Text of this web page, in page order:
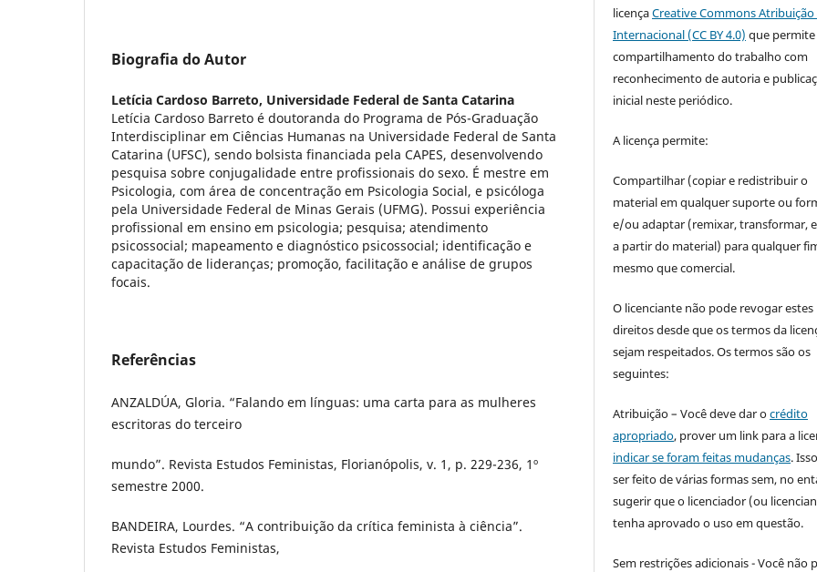
Biografia do Autor
Letícia Cardoso Barreto, Universidade Federal de Santa Catarina
Letícia Cardoso Barreto é doutoranda do Programa de Pós-Graduação
Interdisciplinar em Ciências Humanas na Universidade Federal de Santa
Catarina (UFSC), sendo bolsista financiada pela CAPES, desenvolvendo
pesquisa sobre conjugalidade entre profissionais do sexo. É mestre em
Psicologia, com área de concentração em Psicologia Social, e psicóloga
pela Universidade Federal de Minas Gerais (UFMG). Possui experiência
profissional em ensino em psicologia; pesquisa; atendimento
psicossocial; mapeamento e diagnóstico psicossocial; identificação e
capacitação de lideranças; promoção, facilitação e análise de grupos
focais.
Referências
ANZALDÚA, Gloria. “Falando em línguas: uma carta para as mulheres
escritoras do terceiro
mundo”. Revista Estudos Feministas, Florianópolis, v. 1, p. 229-236, 1º
semestre 2000.
BANDEIRA, Lourdes. “A contribuição da crítica feminista à ciência”.
Revista Estudos Feministas,
licençaCreative Commons Atribuição
Internacional (CC BY 4.0) que
compartilhamento do trabalho com
reconhecimento de autoria e
inicial neste periódico.
A licença permite:
Compartilhar (copiar e redistribuir o
material em qualquer suporte ou
e/ou adaptar (remixar, transformar,
a partir do material) para qualquer
mesmo que comercial.
O licenciante não pode revogar estes
direitos desde que os termos da
sejam respeitados. Os termos são os
seguintes:
Atribuição – Você deve dar ocrédito
apropriado, prover um link para a
indicar se foram feitas mudanças.
ser feito de várias formas sem, no
sugerir que o licenciador (ou
tenha aprovado o uso em questão.
Sem restrições adicionais - Você não